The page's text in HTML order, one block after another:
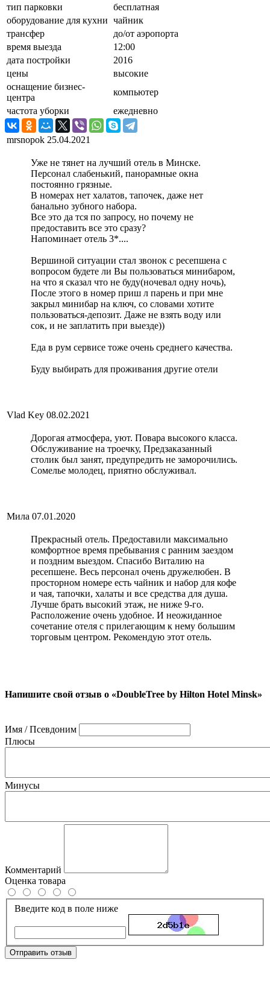
тип парковки
бесплатная
оборудование для кухни чайник
трансфер
до/от аэропорта
время выезда
12:00
дата постройки
2016
цены
высокие
оснащение бизнес-
центра
компьютер
частота уборки
ежедневно
mrsnopok 25.04.2021
Уже не тянет на лучший отель в Минске.
Персонал слабенький, панорамные окна
постоянно грязные.
В номерах нет халатов, тапочек, даже нет
банально зубного набора.
Все это да тся по запросу, но почему не
предоставить все это сразу?
Напоминает отель 3*....
Вершиной ситуации стал звонок с ресепшена с
вопросом будете ли Вы пользоваться минибаром,
на что я сказал что не буду(ночевал одну ночь),
После этого в номер приш л парень и при мне
закрыл минибар на ключ, со словами хотите
пользоваться-депозит. Даже не взять воду или
сок, и не заплатить при выезде))
Еда в рум сервисе тоже очень среднего качества.
Буду выбирать для проживания другие отели
Vlad Key 08.02.2021
Дорогая атмосфера, уют. Повара высокого класса.
Обслуживание на троечку, Предзаказанный
столик был занят, предупредить не заморочились.
Сомелье молодец, приятно обслуживал.
Мила 07.01.2020
Прекрасный отель. Предоставили максимально
комфортное время пребывания с ранним заездом
и поздним выездом. Спасибо Виталию на
ресепшене. Весь персонал очень дружелюбен. В
просторном номере есть чайник и набор для кофе
и чая, тапочки, халаты и все средства для душа.
Лучше брать высокий этаж, не ниже 9-го.
Расположение очень удобное. И неожиданное
сочетание отеля с прилегающим к нему большим
торговым центром. Рекомендую этот отель.
Напишите свой отзыв о «DoubleTree by Hilton Hotel Minsk»
Имя / Псевдоним
Плюсы
Минусы
Комментарий
Оценка товара
Введите код в поле ниже
Отправить отзыв